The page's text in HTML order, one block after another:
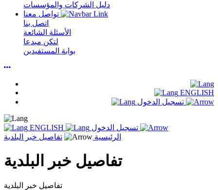
دليل الشركات والمؤسسات
اتصل بنا
الأسئلة الشائعة
لتكن مبدعا
بوابة المستفيدين
ENGLISH
تسجيل الدخول
ENGLISH
تسجيل الدخول
الرئيسية
تفاصيل خبر البلدية
تفاصيل خبر البلدية
تفاصيل خبر البلدية